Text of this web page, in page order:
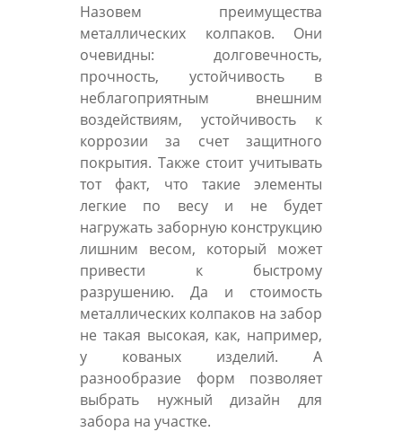
Назовем преимущества
металлических колпаков. Они
очевидны: долговечность,
прочность, устойчивость в
неблагоприятным внешним
воздействиям, устойчивость к
коррозии за счет защитного
покрытия. Также стоит учитывать
тот факт, что такие элементы
легкие по весу и не будет
нагружать заборную конструкцию
лишним весом, который может
привести к быстрому
разрушению. Да и стоимость
металлических колпаков на забор
не такая высокая, как, например,
у кованых изделий. А
разнообразие форм позволяет
выбрать нужный дизайн для
забора на участке.